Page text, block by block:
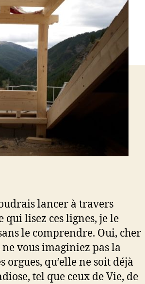
lancer à travers
qui lisez ces lignes, je le
le comprendre. Oui, cher
vous imaginiez pas la
qu’elle ne soit déjà
tel que ceux de Vie, de